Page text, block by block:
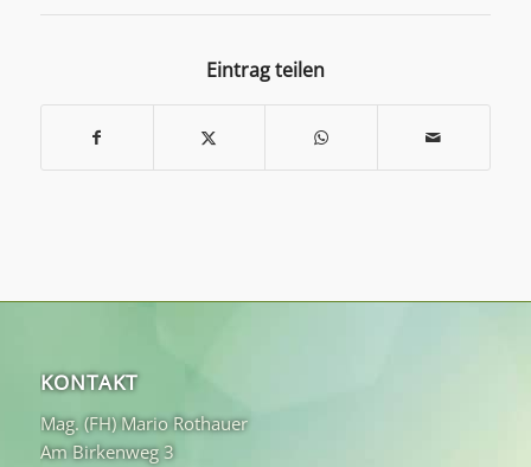
Eintrag teilen
KONTAKT
Mag. (FH) Mario Rothauer
Am Birkenweg 3